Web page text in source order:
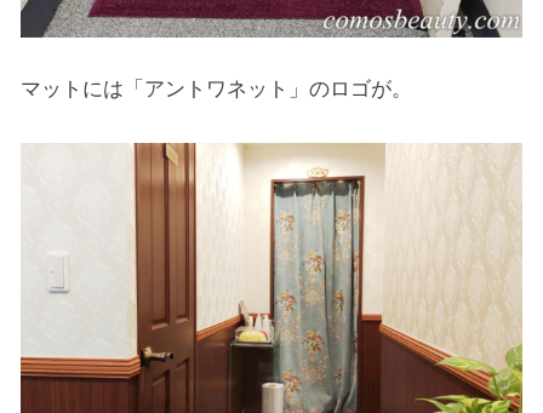
マットには「アントワネット」のロゴが。